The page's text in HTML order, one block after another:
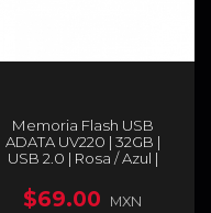
Memoria Flash USB
ADATA UV220 | 32GB |
USB 2.0 | Rosa / Azul |
$69.00 MXN